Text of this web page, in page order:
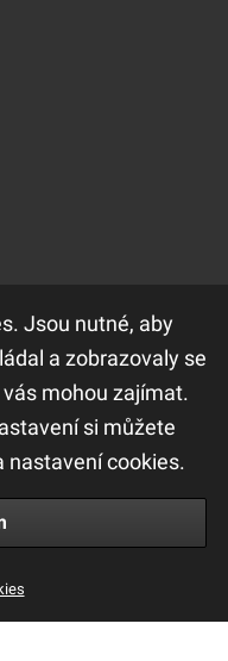
Jsou nutné, aby
a zobrazovaly se
mohou zajímat.
si můžete
nastavení cookies.